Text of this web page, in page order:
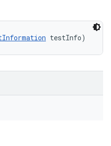
testInfo)